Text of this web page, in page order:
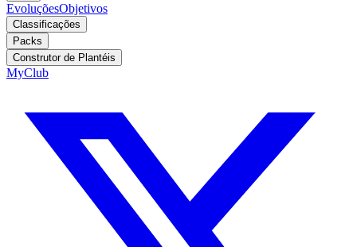
EvoluçõesObjetivos
Classificações
Packs
Construtor de Plantéis
MyClub